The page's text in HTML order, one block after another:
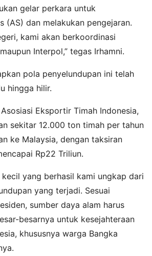
gelar perkara untuk
(AS) dan melakukan pengejaran.
kami akan berkoordinasi
Interpol,” tegas Irhamni.
pola penyelundupan ini telah
hingga hilir.
Eksportir Timah Indonesia,
sekitar 12.000 ton timah per tahun
ke Malaysia, dengan taksiran
Rp22 Triliun.
kecil yang berhasil kami ungkap dari
yang terjadi. Sesuai
sumber daya alam harus
besarnya untuk kesejahteraan
khususnya warga Bangka